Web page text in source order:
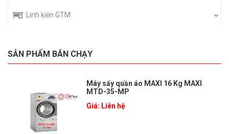
Linh kiện GTM
SẢN PHẨM BÁN CHẠY
Máy sấy quần áo MAXI 16 Kg MAXI
MTD-35-MP
Giá: Liên hệ